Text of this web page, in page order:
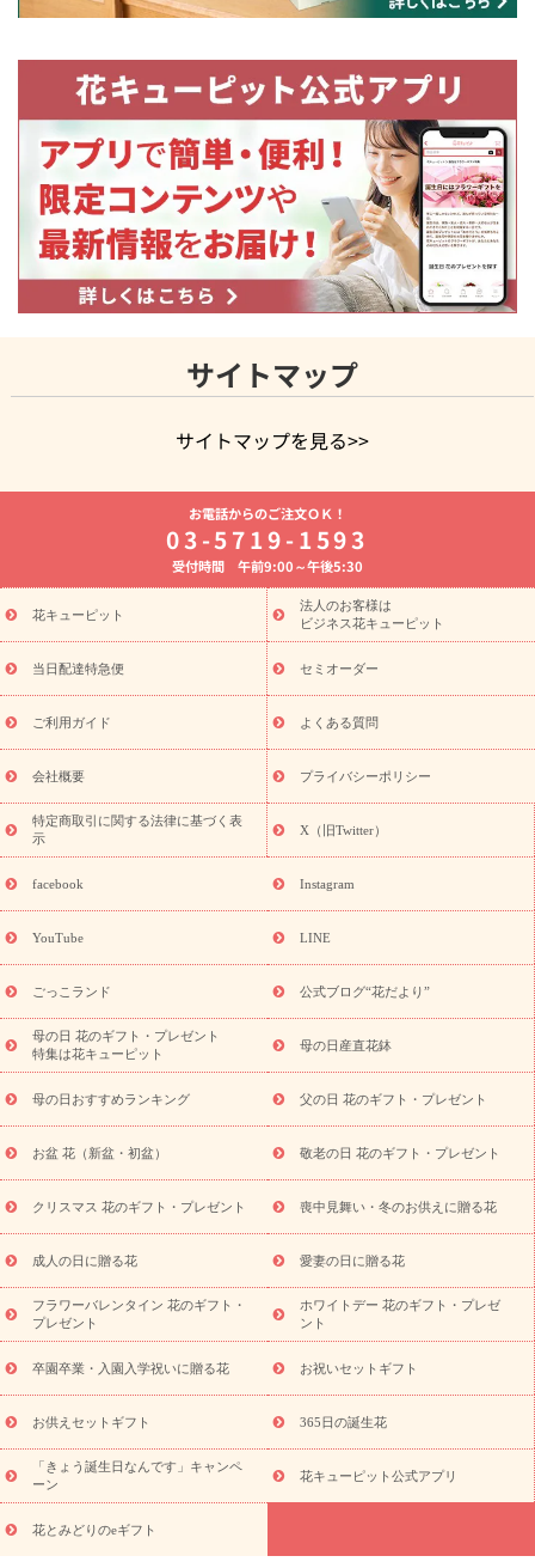
サイトマップ
サイトマップを見る>>
よく贈られる花
お祝いの花特集
誕生日フラワーギフト特集
8月の誕生花(トルコキキョウ)
開店・開業祝い
お供え・お悔やみ お供え・お悔やみの花
通夜・葬儀に贈る花 胡蝶蘭・花鉢
ーブドフラワー
季節のイベント
ひまわり ギフト・プレゼント
特集
お盆 花（新盆・初盆） 季節のイベント
お盆 花（新
盆・初盆）
お盆 花（新盆・初盆）
お盆・お供え 花とセットギ
フト
お盆・お供え プリザーブドフラワー
ひまわり ギフト・プ
レゼント特集
夏の花贈り・お中元・暑中見舞い 花のギフト特集
敬老の日におくる花ギフト・プレゼント特集
花ギフト・プレゼント特集
敬老の日 花のおすすめランキング
敬
老の日 花鉢植えのギフト・プレゼント特集
敬老の日 花とセットギ
フト・プレゼント特集
敬老の日の花 全てのギフト一覧
キャン
ペーン
映画『ウォーターガーディアンズ』コラボキャンペーン
「きょう誕生日なんです」キャンペーン
誕生日の花を探す
誕生日フラワーギフト 誕生日フラワーギフト特集
(トルコキキョウ)
9月の誕生花(リンドウ)
ら探す
お祝いの花特集 当日配達特急便 お祝い商品一覧
念日
結婚祝い 出産祝い 退院祝い・快気祝い
寿祝い
プチギフト ペットのお祝いフラワー
供え・お悔やみ商品一覧
お供え・お悔やみの花
四十九日法要以
お供え プリザーブドフラワー
ペットのお供えフラワー
お盆（新
盆・初盆）
その他 お祝い返し お見舞い
お取り寄せギフト
ビジネス用
ご自宅用 観葉植物 ミディ胡蝶蘭
プリザーブ
ドフラワー
スタイルから探す アレンジメント 花束
スタ
ンド花
お祝い お供え・お悔やみ 胡蝶蘭 胡蝶蘭・花鉢
ディ胡蝶蘭・お祝い
ミディ胡蝶蘭・お供え
世界初の青色胡蝶蘭
観葉植物
観葉植物 産直多肉植物
プリザーブドフラワー
お祝い
お供え・お悔やみ 花とセットギフト
セミオーダー
プチギフト（hanamore -ハナモア-）
花とみどりのeギフト
キューピットのeGfit
カラー ピンク イエローオレンジ
レッ
ド
お花の種類 トルコキキョウ
お祝い お祝い・3000円～ お祝い・4000円～
お祝い・
5000円～
お祝い・7000円～ お祝い・ 10000円～
お供え・お
悔やみ
円～
お供え・お悔やみ・
お電話からのご注文ＯＫ！
03-5719-1593
受付時間 午前9:00～午後5:30
花キューピット
法人のお客様は
ビジネス花キューピット
当日配達特急便 セミオーダー
ご利用ガイド よくある質問
会社概要 プライバシーポリシー
特定商取引に関する法律に基づく表
示
X（旧Twitter）
facebook Instagram
YouTube LINE
ごっこランド 公式ブログ“花だより”
母の日 花のギフト・プレゼント
特集は花キューピット
母の日産直花鉢
母の日おすすめランキング 父の日 花のギフト・プレゼント
お盆 花（新盆・初盆） 敬老の日 花のギフト・プレゼント
クリスマス 花のギフト・プレゼント 喪中見舞い・冬のお供えに贈る花
成人の日に贈る花 愛妻の日に贈る花
フラワーバレンタイン 花のギフト・
プレゼント
ホワイトデー 花のギフト・プレゼ
ント
卒園卒業・入園入学祝いに贈る花 お祝いセットギフト
お供えセットギフト 365日の誕生花
「きょう誕生日なんです」キャンペ
ーン
花キューピット公式アプリ
花とみどりのeギフト